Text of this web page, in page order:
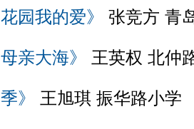
园我的爱》 张竞方 青
亲大海》 王英权 北仲
》 王旭琪 振华路小学